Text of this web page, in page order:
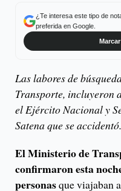
¿Te interesa este tipo de
preferida en Google.
Las labores de
Transporte, incluyeron
el Ejército Nacional y
Satena que se accidentó.
El Ministerio de
confirmaron esta
personasque viajaban